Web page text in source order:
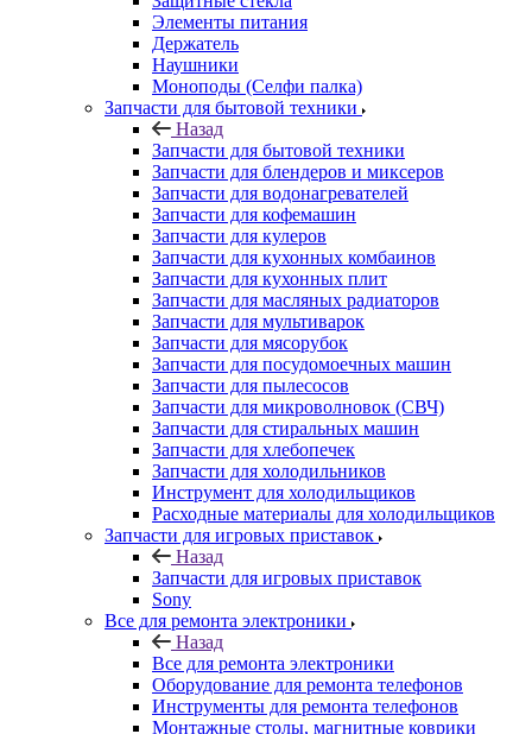
Запчасти для бытовой техники
Назад
Запчасти для бытовой техники
Запчасти для блендеров и миксеров
Запчасти для водонагревателей
Запчасти для кофемашин
Запчасти для кулеров
Запчасти для кухонных комбаинов
Запчасти для кухонных плит
Запчасти для масляных радиаторов
Запчасти для мультиварок
Запчасти для мясорубок
Запчасти для посудомоечных машин
Запчасти для пылесосов
Запчасти для микроволновок (СВЧ)
Запчасти для стиральных машин
Запчасти для хлебопечек
Запчасти для холодильников
Инструмент для холодильщиков
Расходные материалы для холодильщиков
Запчасти для игровых приставок
Назад
Запчасти для игровых приставок
Sony
Все для ремонта электроники
Назад
Все для ремонта электроники
Оборудование для ремонта телефонов
Инструменты для ремонта телефонов
Монтажные столы, магнитные коврики
Скальпели, лезвия сменные
Системы хранения
Скотчи, изолента
Тачскрины